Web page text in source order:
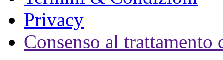
Privacy
Consenso al trattamento